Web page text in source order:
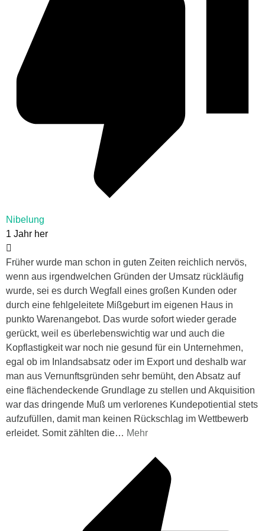
Nibelung
1 Jahr her
Früher wurde man schon in guten Zeiten reichlich nervös,
wenn aus irgendwelchen Gründen der Umsatz rückläufig
wurde, sei es durch Wegfall eines großen Kunden oder
durch eine fehlgeleitete Mißgeburt im eigenen Haus in
punkto Warenangebot. Das wurde sofort wieder gerade
gerückt, weil es überlebenswichtig war und auch die
Kopflastigkeit war noch nie gesund für ein Unternehmen,
egal ob im Inlandsabsatz oder im Export und deshalb war
man aus Vernunftsgründen sehr bemüht, den Absatz auf
eine flächendeckende Grundlage zu stellen und Akquisition
war das dringende Muß um verlorenes Kundepotiential stets
aufzufüllen, damit man keinen Rückschlag im Wettbewerb
erleidet. Somit zählten die… Mehr